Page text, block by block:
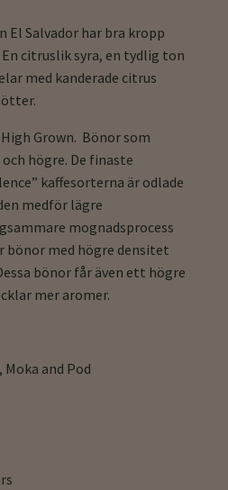
El Salvador har bra kropp
citruslik syra, en tydlig ton
med kanderade citrus
Grown. Bönor som
högre. De finaste
kaffesorterna är odlade
medför lägre
mognadsprocess
bönor med högre densitet
bönor får även ett högre
mer aromer.
Moka and Pod